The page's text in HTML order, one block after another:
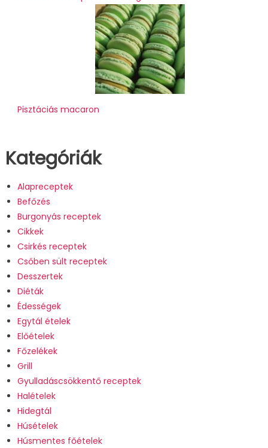
Pisztáciás macaron
Kategóriák
Alapreceptek
Befőzés
Burgonyás receptek
Cikkek
Csirkés receptek
Csőben sült receptek
Desszertek
Diéták
Édességek
Egytál ételek
Előételek
Főzelékek
Grill
Gyulladáscsökkentő receptek
Halételek
Hidegtál
Húsételek
Húsmentes főételek